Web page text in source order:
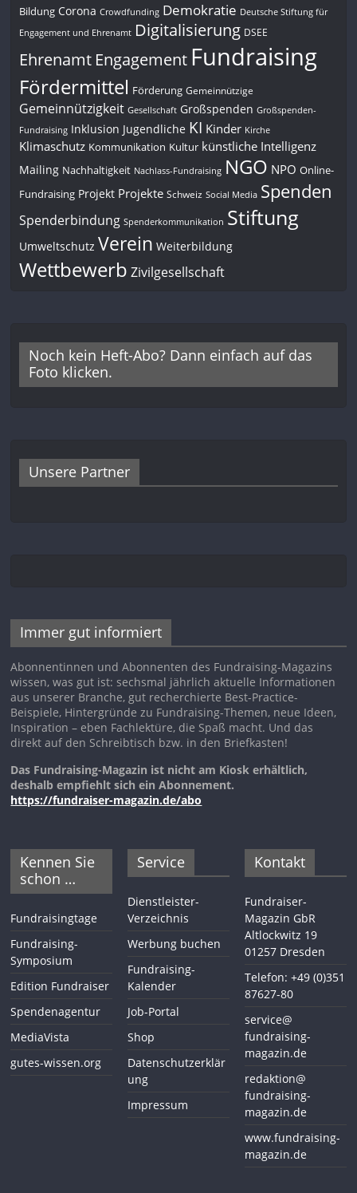
Bildung Corona Crowdfunding Demokratie Deutsche Stiftung für
Engagement und Ehrenamt Digitalisierung DSEE
Ehrenamt Engagement Fundraising
Fördermittel Förderung Gemeinnützige
Gemeinnützigkeit Gesellschaft Großspenden Großspenden-
Fundraising Inklusion Jugendliche KI Kinder Kirche
Klimaschutz Kommunikation Kultur künstliche Intelligenz
Mailing Nachhaltigkeit Nachlass-Fundraising NGO NPO Online-
Fundraising Projekt Projekte Schweiz Social Media Spenden
Spenderbindung Spenderkommunikation Stiftung
Umweltschutz Verein Weiterbildung
Wettbewerb Zivilgesellschaft
Noch kein Heft-Abo? Dann einfach auf das
Foto klicken.
Unsere Partner
Immer gut informiert
Abonnentinnen und Abonnenten des Fundraising-Magazins
wissen, was gut ist: sechsmal jährlich aktuelle Informationen
aus unserer Branche, gut recherchierte Best-Practice-
Beispiele, Hintergründe zu Fundraising-Themen, neue Ideen,
Inspiration – eben Fachlektüre, die Spaß macht. Und das
direkt auf den Schreibtisch bzw. in den Briefkasten!
Das Fundraising-Magazin ist nicht am Kiosk erhältlich,
deshalb empfiehlt sich ein Abonnement.
https://fundraiser-magazin.de/abo
Kennen Sie
schon …
Fundraisingtage
Fundraising-
Symposium
Edition Fundraiser
Spendenagentur
MediaVista
gutes-wissen.org
Service
Dienstleister-
Verzeichnis
Werbung buchen
Fundraising-
Kalender
Job-Portal
Shop
Datenschutzerklär
ung
Impressum
Kontakt
Fundraiser-
Magazin GbR
Altlockwitz 19
01257 Dresden
Telefon: +49 (0)351
87627-80
service@
fundraising-
magazin.de
redaktion@
fundraising-
magazin.de
www.fundraising-
magazin.de